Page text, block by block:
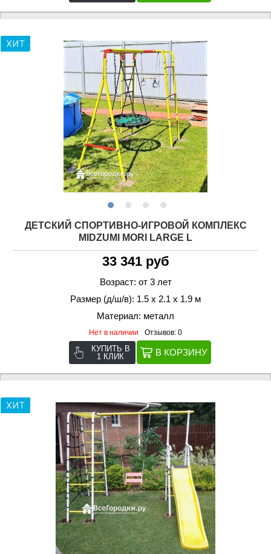
ДЕТСКИЙ СПОРТИВНО-ИГРОВОЙ КОМПЛЕКС
MIDZUMI MORI LARGE L
33 341 руб
Возраст: от 3 лет
Размер (д/ш/в): 1.5 х 2.1 х 1.9 м
Материал: металл
Нет в наличии Отзывов: 0
КУПИТЬ В
1 КЛИК